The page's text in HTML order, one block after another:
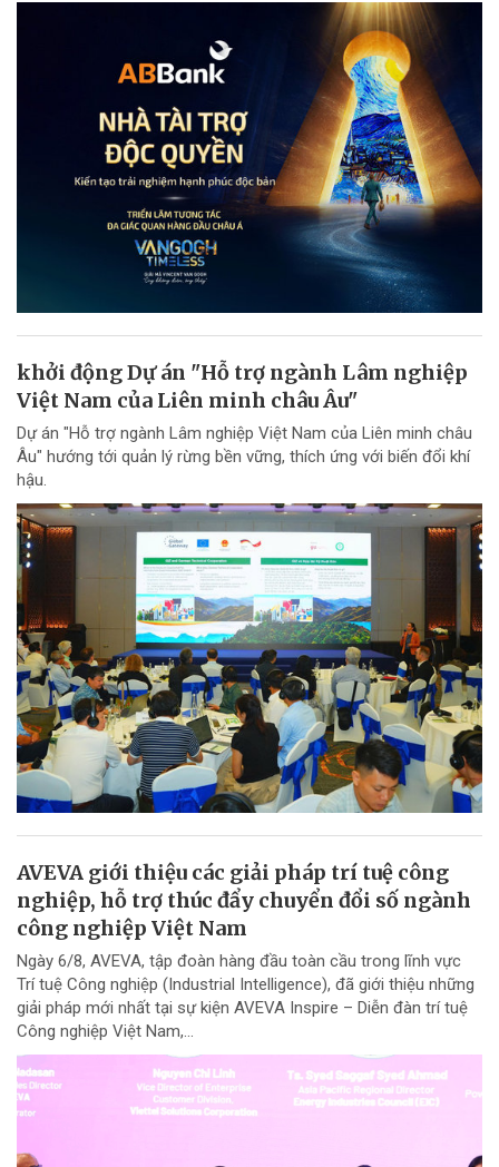
khởi động Dự án "Hỗ trợ ngành Lâm nghiệp
Việt Nam của Liên minh châu Âu"
Dự án "Hỗ trợ ngành Lâm nghiệp Việt Nam của Liên minh châu
Âu" hướng tới quản lý rừng bền vững, thích ứng với biến đổi khí
hậu.
AVEVA giới thiệu các giải pháp trí tuệ công
nghiệp, hỗ trợ thúc đẩy chuyển đổi số ngành
công nghiệp Việt Nam
Ngày 6/8, AVEVA, tập đoàn hàng đầu toàn cầu trong lĩnh vực
Trí tuệ Công nghiệp (Industrial Intelligence), đã giới thiệu những
giải pháp mới nhất tại sự kiện AVEVA Inspire – Diễn đàn trí tuệ
Công nghiệp Việt Nam,...